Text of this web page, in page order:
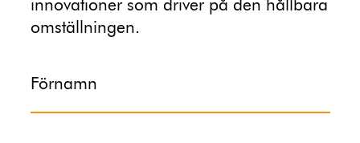
innovationer som driver på den hållbara
omställningen.
Förnamn